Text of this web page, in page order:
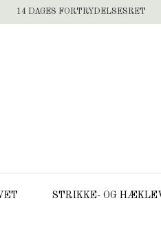
14 DAGES FORTRYDELSESRET
STRIKKE- OG